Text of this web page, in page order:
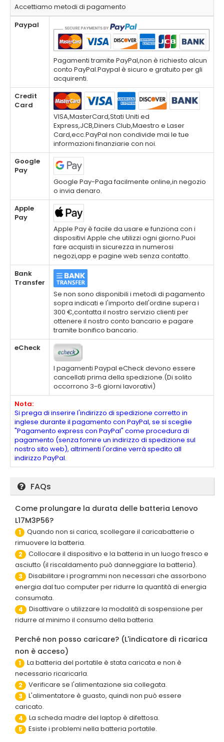
Accettiamo metodi di pagamento
Paypal
Pagamenti tramite PayPal,non è richiesto alcun
conto PayPal.Paypal è sicuro e gratuito per gli
acquirenti.
Credit
Card
VISA,MasterCard,Stati Uniti ed
Express,JCB,Diners Club,Maestro e Laser
Card,ecc.PayPal non condivide mai le tue
informazioni finanziarie con noi.
Google
Pay
Google Pay-Paga facilmente online,in negozio
o invia denaro.
Apple
Pay
Apple Pay è facile da usare e funziona con i
dispositivi Apple che utilizzi ogni giorno.Puoi
fare acquisti in sicurezza in numerosi
negozi,app e pagine web senza contatto.
Bank
Transfer
Se non sono disponibili i metodi di pagamento
sopra indicati e l'importo dell'ordine supera i
300 €,contatta il nostro servizio clienti per
ottenere il nostro conto bancario e pagare
tramite bonifico bancario.
eCheck
I pagamenti Paypal eCheck devono essere
cancellati prima della spedizione.(Di solito
occorrono 3-6 giorni lavorativi)
Nota:
Si prega di inserire l'indirizzo di spedizione corretto in
inglese durante il pagamento con PayPal, se si sceglie
"Pagamento express con PayPal" come procedura di
pagamento (senza fornire un indirizzo di spedizione sul
nostro sito web), altrimenti l'ordine verrà spedito all
indirizzo PayPal.
FAQs
Come prolungare la durata delle batteria Lenovo
L17M3P56?
1
Quando non si carica, scollegare il caricabatterie o
rimuovere la batteria.
2
Collocare il dispositivo e la batteria in un luogo fresco e
asciutto (il riscaldamento può danneggiare la batteria).
3
Disabilitare i programmi non necessari che assorbono
energia dal tuo computer per ridurre la quantità di energia
consumata.
4
Disattivare o utilizzare la modalità di sospensione per
ridurre al minimo il consumo della batteria.
Perché non posso caricare? (L'indicatore di ricarica
non è acceso)
1
La batteria del portatile è stata caricata e non è
necessario ricaricarla.
2 Verificare se l'alimentazione sia collegata.
3
L'alimentatore è guasto, quindi non può essere
caricato.
4 La scheda madre del laptop è difettosa.
5 Esiste i problemi nella batteria portatile.